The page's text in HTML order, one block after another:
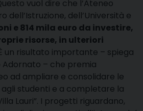
vuol dire che l’Ateneo
dell’Istruzione, dell’Università e
e 814 mila euro da investire,
risorse, in ulteriori
un risultato importante – spiega
– che premia
ad ampliare e consolidare le
studenti e a completare la
Lauri”. I progetti riguardano,